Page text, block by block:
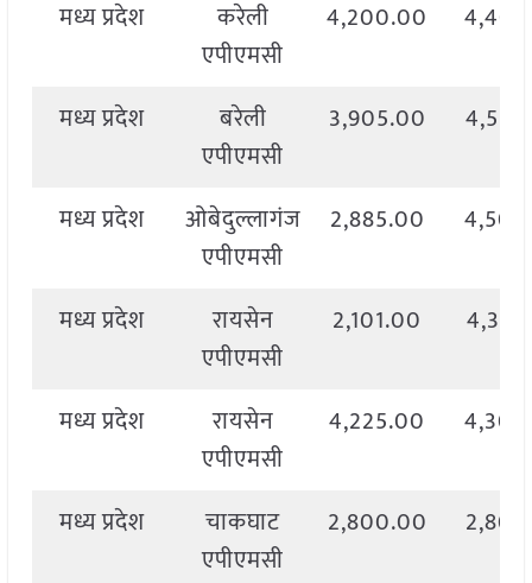
मध्य प्रदेश
करेली
एपीएमसी
4,200.00
मध्य प्रदेश
बरेली
एपीएमसी
3,905.00
मध्य प्रदेश
ओबेदुल्लागंज
एपीएमसी
2,885.00
मध्य प्रदेश
रायसेन
एपीएमसी
2,101.00
मध्य प्रदेश
रायसेन
एपीएमसी
4,225.00
मध्य प्रदेश
चाकघाट
एपीएमसी
2,800.00